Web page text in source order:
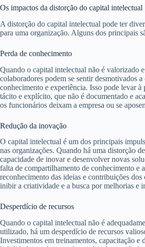
Os impactos da distorção do capital intelectual
A distorção do capital intelectual pode ter
para uma organização. Alguns dos principais
Perda de conhecimento
Quando o capital intelectual não é valorizado
colaboradores podem se sentir desmotivados
conhecimento e experiência. Isso pode levar à
tácito e explícito, que não é documentado e
os funcionários deixam a empresa ou se
Redução da inovação
O capital intelectual é um dos principais
nas organizações. Quando há uma distorção
capacidade de inovar e desenvolver novas
falta de compartilhamento de conhecimento e
reconhecimento das ideias e contribuições
inibir a criatividade e a busca por melhorias e
Desperdício de recursos
Quando o capital intelectual não é
utilizado, há um desperdício de recursos
Investimentos em treinamentos, capacitação e